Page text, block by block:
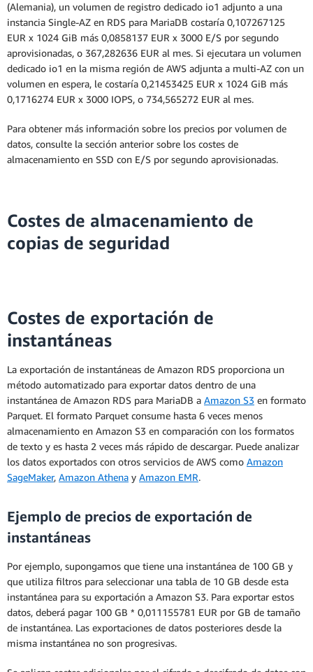
reservadas
* Pago mensual promedio durante el
Para cada mes, el pago mensual real será
igual al número real de horas de ese mes
multiplicado por la tarifa de uso por hora
o al número de segundos utilizados en ese
mes multiplicado por la tarifa de uso por
hora, dividido por 3600. La fórmula que
utilice dependerá del tipo de instancia de
Amazon RDS para MariaDB que ejecute.
La tarifa de uso por hora equivale al
promedio total de pagos mensuales
durante la vigencia de la instancia
de horas (en función de un año de
365 días) durante la vigencia de la
instancia reservada.
Cálculo de la tarifa horaria
(Alemania), un volumen de registro dedicado io1 adjunto a una
instancia Single-AZ en RDS para MariaDB costaría 0,107267125
EUR x 1024 GiB más 0,0858137 EUR x 3000 E/S por segundo
aprovisionadas, o 367,282636 EUR al mes. Si ejecutara un volumen
dedicado io1 en la misma región de AWS adjunta a multi-AZ con un
volumen en espera, le costaría 0,21453425 EUR x 1024 GiB más
0,1716274 EUR x 3000 IOPS, o 734,565272 EUR al mes.
Para obtener más información sobre los precios por volumen de
datos, consulte la sección anterior sobre los costes de
almacenamiento en SSD con E/S por segundo aprovisionadas.
Costes de almacenamiento de
copias de seguridad
Costes de exportación de
instantáneas
La exportación de instantáneas de Amazon RDS proporciona un
método automatizado para exportar datos dentro de una
instantánea de Amazon RDS para MariaDB a Amazon S3 en formato
Parquet. El formato Parquet consume hasta 6 veces menos
almacenamiento en Amazon S3 en comparación con los formatos
de texto y es hasta 2 veces más rápido de descargar. Puede analizar
los datos exportados con otros servicios de AWS como Amazon
SageMaker, Amazon Athena y Amazon EMR.
Ejemplo de precios de exportación de
instantáneas
Por ejemplo, supongamos que tiene una instantánea de 100 GB y
que utiliza filtros para seleccionar una tabla de 10 GB desde esta
instantánea para su exportación a Amazon S3. Para exportar estos
datos, deberá pagar 100 GB * 0,011155781 EUR por GB de tamaño
de instantánea. Las exportaciones de datos posteriores desde la
misma instantánea no son progresivas.